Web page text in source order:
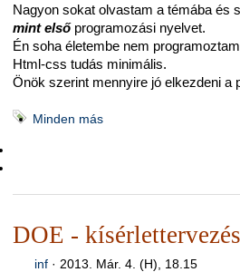
Nagyon sokat olvastam a témába és
mint elsőprogramozási nyelvet.
Én soha életembe nem
Html-css tudás minimális.
Önök szerint mennyire jó elkezdeni a
Minden más
DOE -
inf· 2013. Már. 4. (H), 18.15